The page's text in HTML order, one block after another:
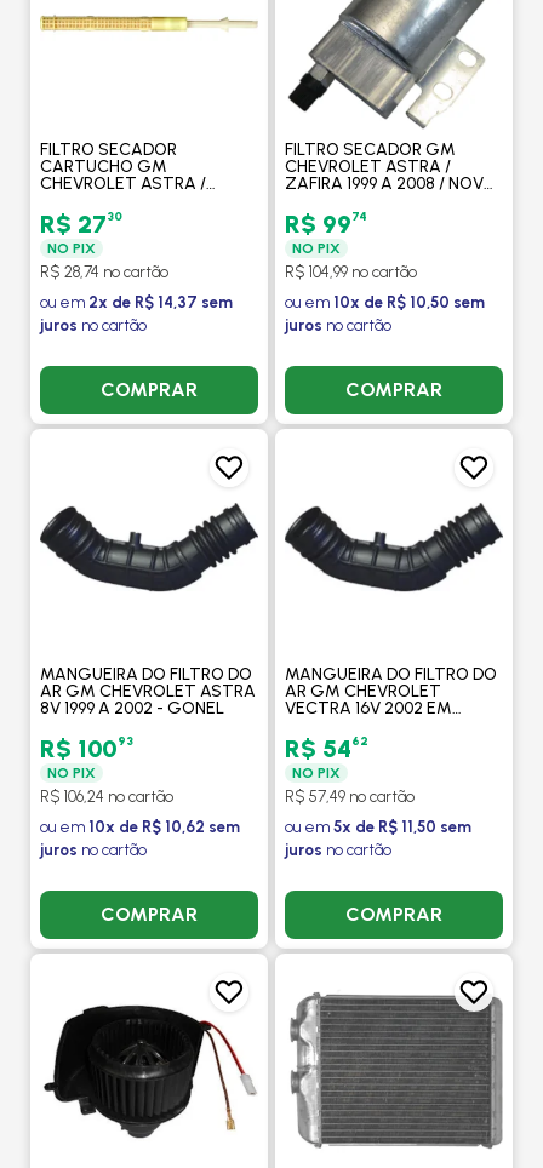
FILTRO SECADOR
CARTUCHO GM
CHEVROLET ASTRA /
TOUAREG - PROCOOLER
R$ 2730
NO PIX
R$ 28,74 no cartão
ou em 2x de R$ 14,37 sem
juros no cartão
COMPRAR
FILTRO SECADOR GM
CHEVROLET ASTRA /
ZAFIRA 1999 A 2008 / NOVO
PROCOOLER
R$ 9974
NO PIX
R$ 104,99 no cartão
ou em 10x de R$ 10,50 sem
juros no cartão
COMPRAR
MANGUEIRA DO FILTRO DO
AR GM CHEVROLET ASTRA
8V 1999 A 2002 - GONEL
R$ 10093
NO PIX
R$ 106,24 no cartão
ou em 10x de R$ 10,62 sem
juros no cartão
COMPRAR
MANGUEIRA DO FILTRO DO
AR GM CHEVROLET
VECTRA 16V 2002 EM
R$ 5462
NO PIX
R$ 57,49 no cartão
ou em 5x de R$ 11,50 sem
juros no cartão
COMPRAR